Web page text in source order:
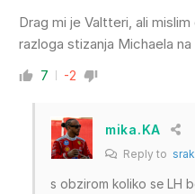
Drag mi je Valtteri, ali
razloga stizanja Michaela
7 -2
mika.KA
Reply to
s obzirom koliko se LH